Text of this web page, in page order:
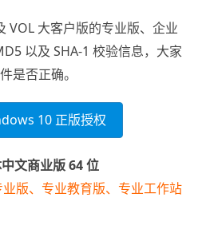
VOL 大客户版的专业版、企业
以及 SHA-1 校验信息，大家
是否正确。
10 正版授权
文商业版 64 位
版、专业教育版、专业工作站